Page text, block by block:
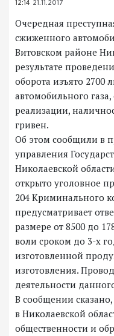
12:14 21.11.2017
Очередная
сжиженного
Витовском районе
результате
оборота изъято 2700
автомобильного
реализации,
гривен.
Об этом сообщили в
управления
Николаевской
открыто уголовное
204 Криминального
предусматривает
размере от 8500 до
воли сроком до 3-х
изготовленной
изготовления.
деятельности
В сообщении
в Николаевской
общественности и